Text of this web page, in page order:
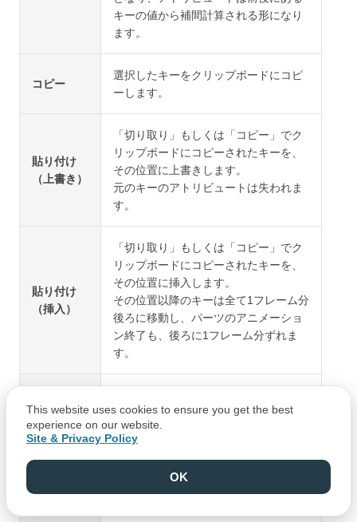
キーの値から補間計算される形になり
ます。
コピー
選択したキーをクリップボードにコピ
ーします。
貼り付け
（上書き）
「切り取り」もしくは「コピー」でク
リップボードにコピーされたキーを、
その位置に上書きします。
元のキーのアトリビュートは失われま
す。
貼り付け
（挿入）
「切り取り」もしくは「コピー」でク
リップボードにコピーされたキーを、
その位置に挿入します。
その位置以降のキーは全て1フレーム分
後ろに移動し、パーツのアニメーショ
ン終了も、後ろに1フレーム分ずれま
す。
複製
るキーを、選択しているフレームに複
製します。
This website uses cookies to ensure you get the best
experience on our website.
Site & Privacy Policy
OK